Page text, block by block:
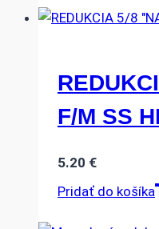
F/M SS
5.20 €
Pridať do košíka